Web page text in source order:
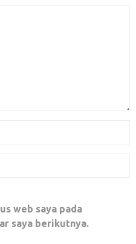
Hidayah
web saya pada
saya berikutnya.